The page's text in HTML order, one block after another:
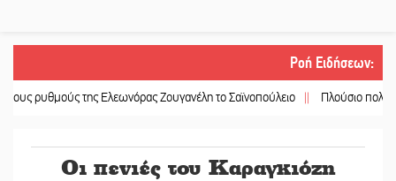
Ροή Ειδήσεων:
της Ελεωνόρας Ζουγανέλη το Σαϊνοπούλειο || Πλούσιο πολιτιστικό
Οι πενιές του Καραγκιόζη